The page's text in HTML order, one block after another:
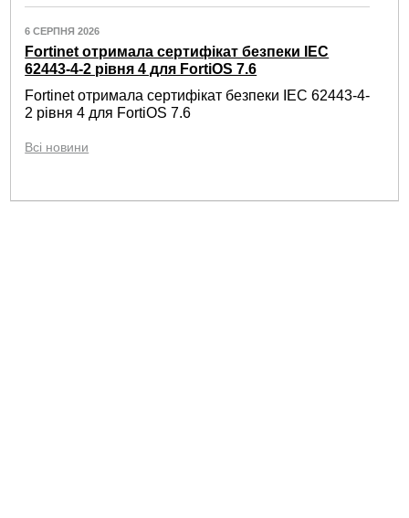
6 СЕРПНЯ 2026
Fortinet отримала сертифікат безпеки IEC
62443-4-2 рівня 4 для FortiOS 7.6
Fortinet отримала сертифікат безпеки IEC 62443-4-
2 рівня 4 для FortiOS 7.6
Всі новини